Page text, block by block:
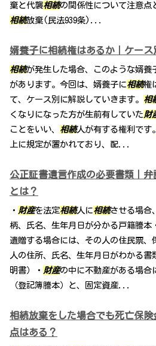
棄と代襲相続の関係性について注意点
相続放棄(民法939条)...
婿養子に相続権はあるか｜ケース
相続が発生した場合、このような婿養
があります。今回は、婿養子に相続権
て、ケース別に解説していきます。 相
くなりになった方が生前有していた財
ことをいい、 相続人が有する権利です。
上に規定が置かれており、配...
公正証書遺言作成の必要書類｜
とは？
・ 財産を法定相続人に相続させる場合
柄、氏名、生年月日が分かる戸籍謄本
遺贈する場合には、その人の住民票、
人の住所、氏名、生年月日がわかる
明書）・ 財産の中に不動産がある場合
（登記簿謄本）と、固定資産...
相続放棄をした場合でも死亡保
点はある？